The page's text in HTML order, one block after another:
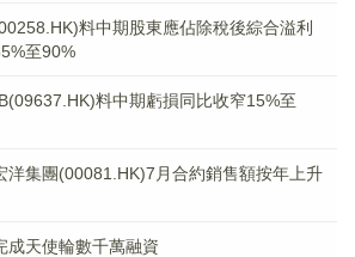
料中期股東應佔除稅後綜合溢利
至90%
料中期虧損同比收窄15%至
洋集團(00081.HK)7月合約銷售額按年上升
成天使輪數千萬融資